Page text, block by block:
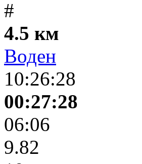
#
4.5 км
Воден
10:26:28
00:27:28
06:06
9.82